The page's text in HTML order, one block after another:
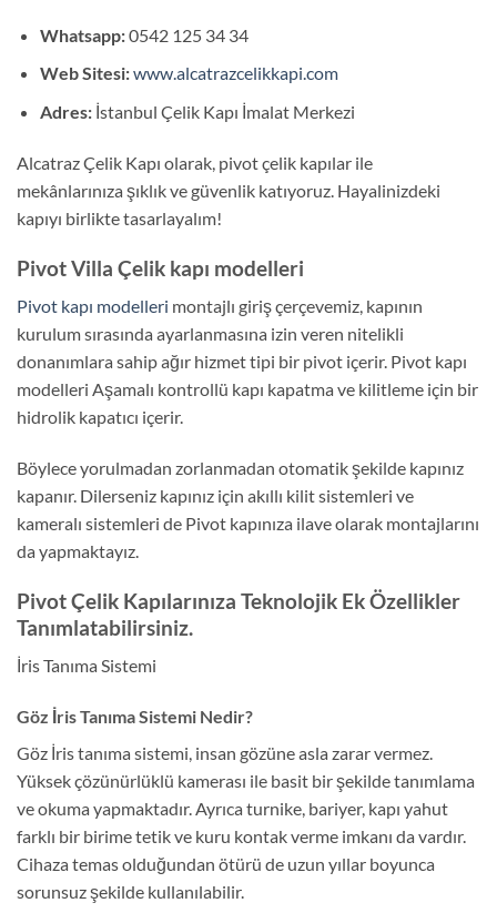
Whatsapp:0542 125 34 34
Web Sitesi:www.alcatrazcelikkapi.com
Adres:İstanbul Çelik Kapı İmalat Merkezi
Alcatraz Çelik Kapı olarak, pivot çelik kapılar ile
mekânlarınıza şıklık ve güvenlik katıyoruz. Hayalinizdeki
kapıyı birlikte tasarlayalım!
Pivot Villa Çelik kapı modelleri
Pivot kapı modelleri montajlı giriş çerçevemiz, kapının
kurulum sırasında ayarlanmasına izin veren nitelikli
donanımlara sahip ağır hizmet tipi bir pivot içerir. Pivot kapı
modelleri Aşamalı kontrollü kapı kapatma ve kilitleme için bir
hidrolik kapatıcı içerir.
Böylece yorulmadan zorlanmadan otomatik şekilde kapınız
kapanır. Dilerseniz kapınız için akıllı kilit sistemleri ve
kameralı sistemleri de Pivot kapınıza ilave olarak montajlarını
da yapmaktayız.
Pivot Çelik Kapılarınıza Teknolojik Ek Özellikler
Tanımlatabilirsiniz.
İris Tanıma Sistemi
Göz İris Tanıma Sistemi Nedir?
Göz İris tanıma sistemi, insan gözüne asla zarar vermez.
Yüksek çözünürlüklü kamerası ile basit bir şekilde tanımlama
ve okuma yapmaktadır. Ayrıca turnike, bariyer, kapı yahut
farklı bir birime tetik ve kuru kontak verme imkanı da vardır.
Cihaza temas olduğundan ötürü de uzun yıllar boyunca
sorunsuz şekilde kullanılabilir.